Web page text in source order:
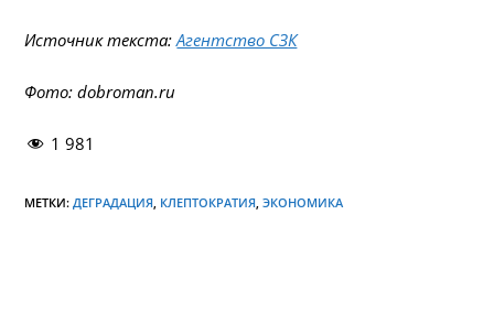
Источник текста:Агентство СЗК
Фото: dobroman.ru
1 981
МЕТКИ:ДЕГРАДАЦИЯ, КЛЕПТОКРАТИЯ, ЭКОНОМИКА